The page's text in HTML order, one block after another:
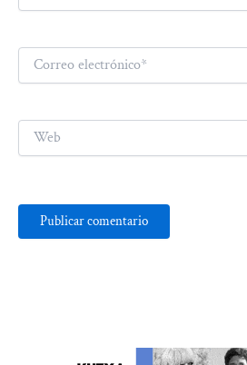
Correo
electrónico*
Web